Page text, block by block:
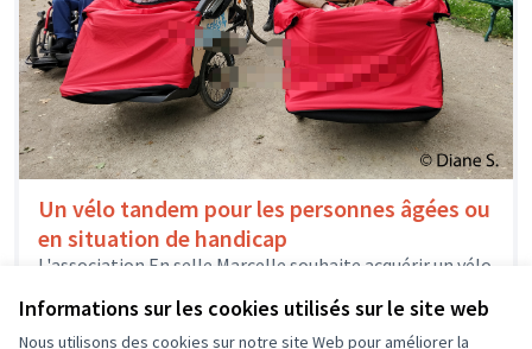
Informations sur les cookies utilisés sur le site web
Nous utilisons des cookies sur notre site Web pour améliorer la
Un vélo tandem pour les personnes âgées ou
en situation de handicap
L'association En selle Marcelle souhaite acquérir un vélo
profiter pleinement de balades en...
Solidarité et développement local